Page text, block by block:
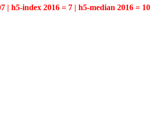
| h5-index 2016 = 7 | h5-median 2016 = 10